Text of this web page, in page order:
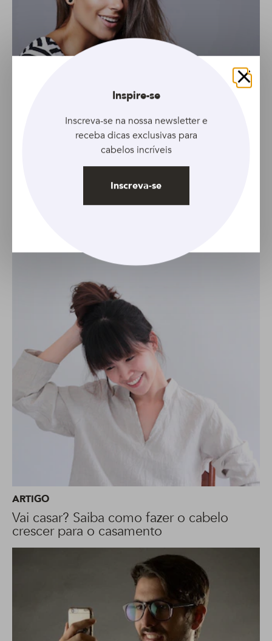
Conheça 6 cortes perfeitos para cabelos
ARTIGO
Vai casar? Saiba como fazer o cabelo
crescer para o casamento
Fechar
Inspire-se
Inscreva-se na nossa newsletter e
receba dicas exclusivas para
cabelos incríveis
Inscreva-se